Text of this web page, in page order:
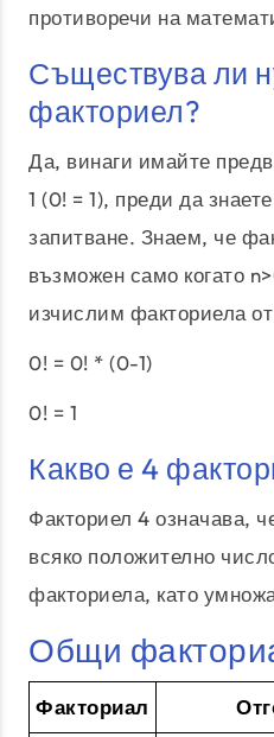
противоречи на
Съществува ли
факториел?
Да, винаги имайте
1 (0! = 1), преди да
запитване. Знаем, че
възможен само когато
изчислим факториела
0! = 0! * (0-1)
0! = 1
Какво е 4
Факториел 4 означава,
всяко положително
факториела, като
Общи
Факториал